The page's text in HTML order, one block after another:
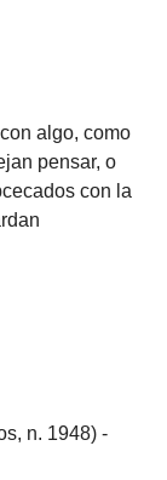
algo, como
pensar, o
con la
n. 1948) -